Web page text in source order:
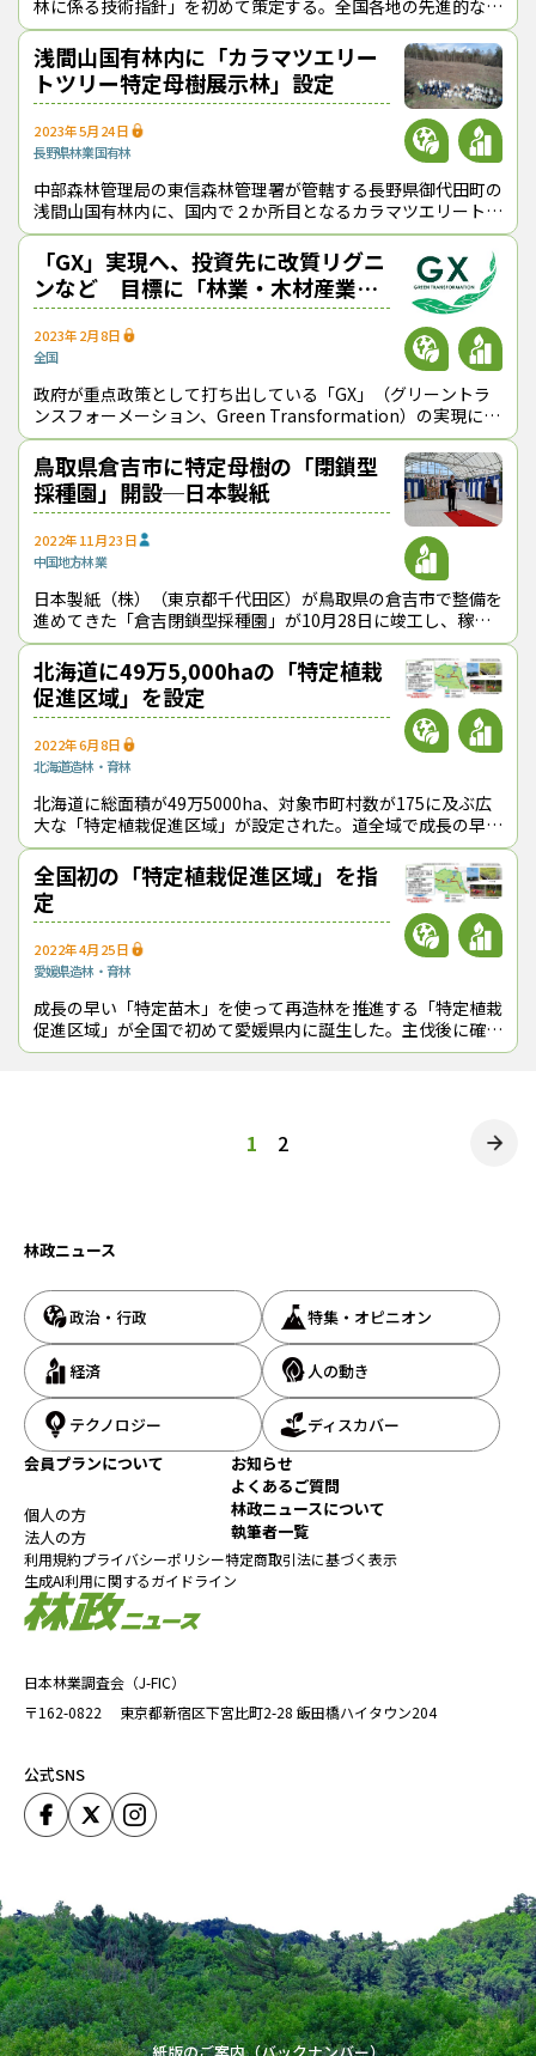
林に係る技術指針」を初めて策定する。全国各地の先進的な取
り組みなどを集約して、今年度（2024年度）末までに技術的
な指針として標準化し、解説書も
浅間山国有林内に「カラマツエリー
トツリー特定母樹展示林」設定
2023年5月24日
長野県林業国有林
中部森林管理局の東信森林管理署が管轄する長野県御代田町の
浅間山国有林内に、国内で２か所目となるカラマツエリートツ
リー特定母樹の展示林が設定された。 エリートツリーは、第
１世代の精英樹（成長や形
「GX」実現へ、投資先に改質リグニ
ンなど 目標に「林業・木材産業の
グリーン成長」
2023年2月8日
全国
政府が重点政策として打ち出している「GX」（グリーントラ
ンスフォーメーション、Green Transformation）の実現に向
けて、改質リグニンなど木質系新素材の利用や都市（まち）の
木造化などを
鳥取県倉吉市に特定母樹の「閉鎖型
採種園」開設─日本製紙
2022年11月23日
中国地方林業
日本製紙（株）（東京都千代田区）が鳥取県の倉吉市で整備を
進めてきた「倉吉閉鎖型採種園」が10月28日に竣工し、稼働
を始めた。 同採種園では、成長に優れ二酸化炭素（CO2）吸
収能力の高いエリート
北海道に49万5,000haの「特定植栽
促進区域」を設定
2022年6月8日
北海道造林・育林
北海道に総面積が49万5000ha、対象市町村数が175に及ぶ広
大な「特定植栽促進区域」が設定された。道全域で成長の早い
「特定苗木」の「クリーンラーチ」を植栽し、主伐・再造林を
推進する広域的な取り組
全国初の「特定植栽促進区域」を指
定
2022年4月25日
愛媛県造林・育林
成長の早い「特定苗木」を使って再造林を推進する「特定植栽
促進区域」が全国で初めて愛媛県内に誕生した。主伐後に確実
な植林を行って人工林の“若返り”を図るモデル区域になる。
投
ー
ジ
送
り
1 2
日本林業調査会（J-FIC）
〒162-0822
東京都新宿区下宮比町2-28 飯田橋ハイタウン204
公式SNS
林政ニュース
政治・行政 特集・オピニオン
経済 人の動き
テクノロジー
ディスカバー
会員プランについて
個人の方
法人の方
お知らせ
よくあるご質問
林政ニュースについて
執筆者一覧
利用規約プライバシーポリシー特定商取引法に基づく表示
生成AI利用に関するガイドライン